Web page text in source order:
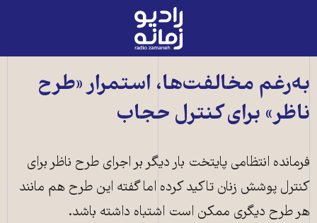
رادیو
زمانه
اصلی
به‌رغم مخالفت‌ها، استمرار «طرح
ناظر» برای کنترل حجاب
فرمانده انتظامی پایتخت بار دیگر بر اجرای طرح ناظر برای
کنترل پوشش زنان تاکید کرده اما گفته این طرح هم مانند
هر طرح دیگری ممکن است اشتباه داشته باشد.